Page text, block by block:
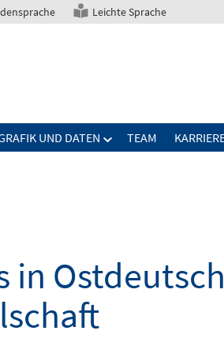
Leichte Sprache
UND DATEN TEAM